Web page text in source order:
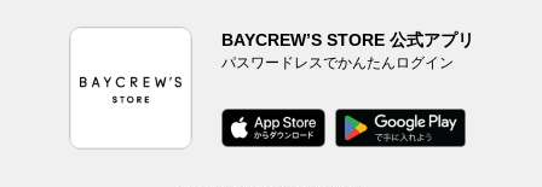
BAYCREW’S STORE 公式アプリ
パスワードレスでかんたんログイン